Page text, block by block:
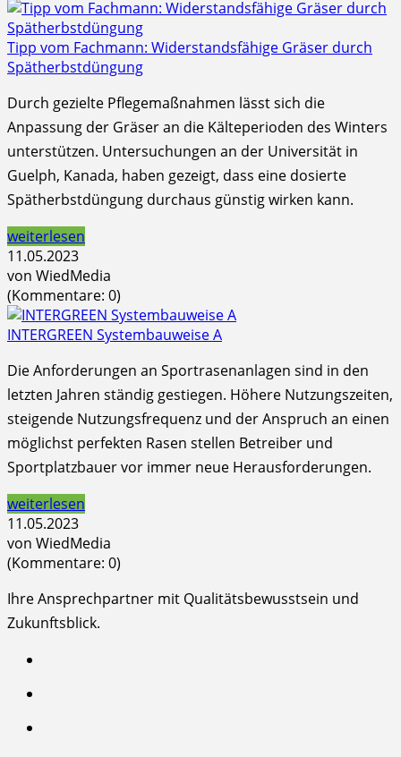
Tipp vom Fachmann: Widerstandsfähige Gräser durch
Spätherbstdüngung
Durch gezielte Pflegemaßnahmen lässt sich die
Anpassung der Gräser an die Kälteperioden des Winters
unterstützen. Untersuchungen an der Universität in
Guelph, Kanada, haben gezeigt, dass eine dosierte
Spätherbstdüngung durchaus günstig wirken kann.
weiterlesen
11.05.2023
von WiedMedia
(Kommentare: 0)
INTERGREEN Systembauweise A
Die Anforderungen an Sportrasenanlagen sind in den
letzten Jahren ständig gestiegen. Höhere Nutzungszeiten,
steigende Nutzungsfrequenz und der Anspruch an einen
möglichst perfekten Rasen stellen Betreiber und
Sportplatzbauer vor immer neue Herausforderungen.
weiterlesen
11.05.2023
von WiedMedia
(Kommentare: 0)
Ihre Ansprechpartner mit Qualitätsbewusstsein und
Zukunftsblick.